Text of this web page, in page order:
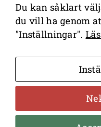
Kontakta
Hantering av
Du kan såklart
du vill ha genom
"Inställningar".